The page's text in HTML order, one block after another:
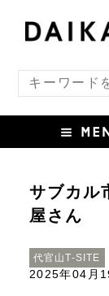
サブカ
屋さん
代官山T-SITE
2025年04月